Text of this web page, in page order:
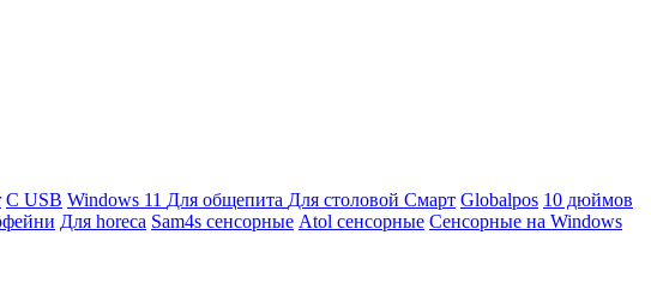
С USB Windows 11 Для общепита Для столовой Смарт Globalpos 10 дюймов
Для horeca Sam4s сенсорные Atol сенсорные Сенсорные на Windows